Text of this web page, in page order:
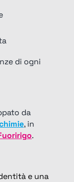
di ogni
da
, in
.
e una